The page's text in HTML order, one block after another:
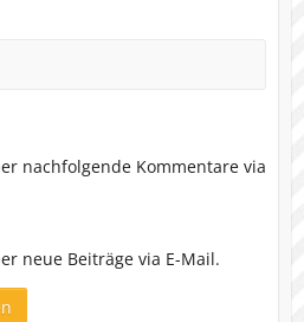
nachfolgende Kommentare via
neue Beiträge via E-Mail.